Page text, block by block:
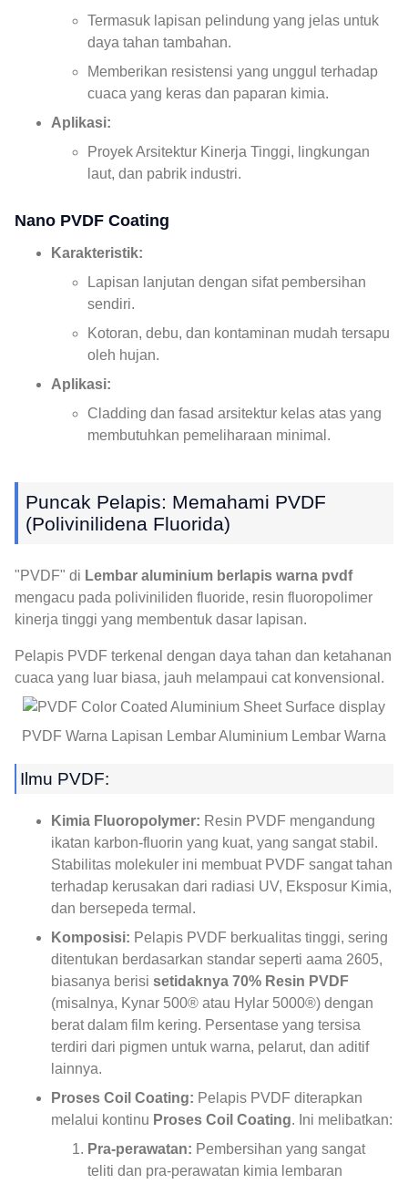
Termasuk lapisan pelindung yang jelas untuk
daya tahan tambahan.
Memberikan resistensi yang unggul terhadap
cuaca yang keras dan paparan kimia.
Aplikasi:
Proyek Arsitektur Kinerja Tinggi, lingkungan
laut, dan pabrik industri.
Nano PVDF Coating
Karakteristik:
Lapisan lanjutan dengan sifat pembersihan
sendiri.
Kotoran, debu, dan kontaminan mudah tersapu
oleh hujan.
Aplikasi:
Cladding dan fasad arsitektur kelas atas yang
membutuhkan pemeliharaan minimal.
Puncak Pelapis: Memahami PVDF
(Polivinilidena Fluorida)
"PVDF" di Lembar aluminium berlapis warna pvdf
mengacu pada poliviniliden fluoride, resin fluoropolimer
kinerja tinggi yang membentuk dasar lapisan.
Pelapis PVDF terkenal dengan daya tahan dan ketahanan
cuaca yang luar biasa, jauh melampaui cat konvensional.
PVDF Warna Lapisan Lembar Aluminium Lembar Warna
Ilmu PVDF:
Kimia Fluoropolymer: Resin PVDF mengandung
ikatan karbon-fluorin yang kuat, yang sangat stabil.
Stabilitas molekuler ini membuat PVDF sangat tahan
terhadap kerusakan dari radiasi UV, Eksposur Kimia,
dan bersepeda termal.
Komposisi: Pelapis PVDF berkualitas tinggi, sering
ditentukan berdasarkan standar seperti aama 2605,
biasanya berisi setidaknya 70% Resin PVDF
(misalnya, Kynar 500® atau Hylar 5000®) dengan
berat dalam film kering. Persentase yang tersisa
terdiri dari pigmen untuk warna, pelarut, dan aditif
lainnya.
Proses Coil Coating: Pelapis PVDF diterapkan
melalui kontinu Proses Coil Coating. Ini melibatkan:
Pra-perawatan: Pembersihan yang sangat
teliti dan pra-perawatan kimia lembaran